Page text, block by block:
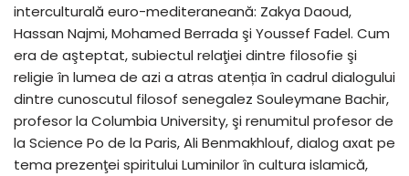
interculturală euro-mediteraneană: Zakya Daoud,
Hassan Najmi, Mohamed Berrada şi Youssef Fadel. Cum
era de aşteptat, subiectul relaţiei dintre filosofie şi
religie în lumea de azi a atras atenția în cadrul dialogului
dintre cunoscutul filosof senegalez Souleymane Bachir,
profesor la Columbia University, şi renumitul profesor de
la Science Po de la Paris, Ali Benmakhlouf, dialog axat pe
tema prezenţei spiritului Luminilor în cultura islamică,